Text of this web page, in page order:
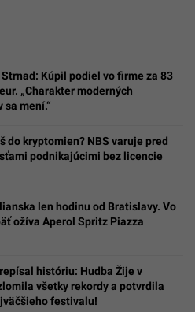
Kúpil podiel vo firme za 83
„Charakter moderných
sa mení.“
do kryptomien? NBS varuje pred
podnikajúcimi bez licencie
len hodinu od Bratislavy. Vo
ožíva Aperol Spritz Piazza
históriu: Hudba Žije v
všetky rekordy a potvrdila
festivalu!